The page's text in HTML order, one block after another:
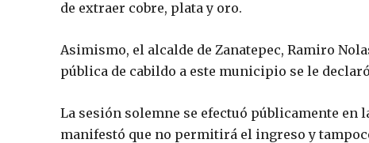
de extraer cobre, plata y oro.
Asimismo, el alcalde de Zanatepec, Ramiro
pública de cabildo a este municipio se le
La sesión solemne se efectuó públicamente en
manifestó que no permitirá el ingreso y